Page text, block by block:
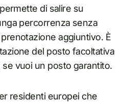
di salire su
percorrenza senza
aggiuntivo. È
del posto facoltativa
se vuoi un posto garantito.
residenti europei che